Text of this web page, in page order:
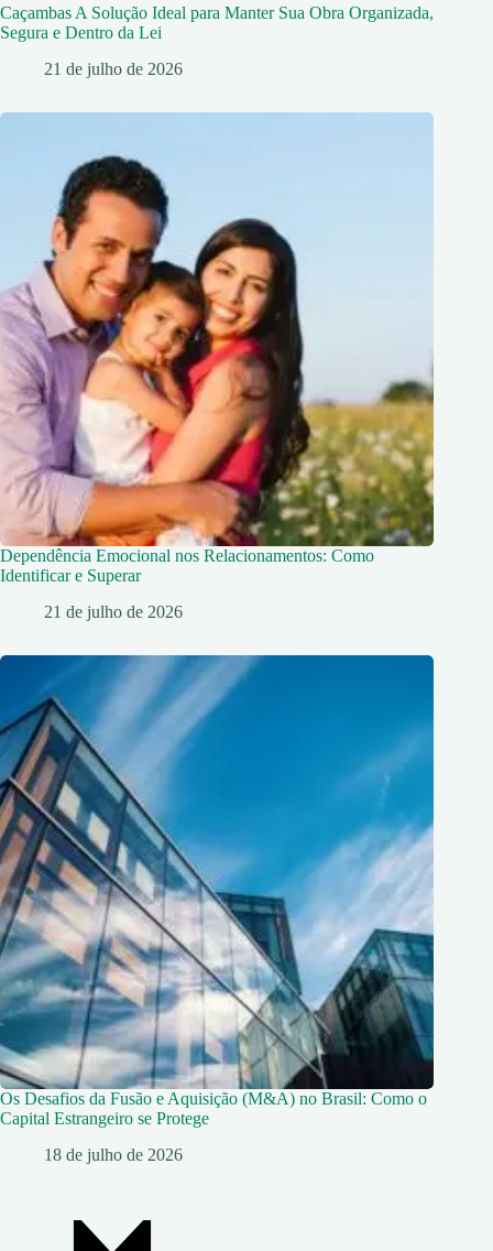
Caçambas A Solução Ideal para Manter Sua Obra Organizada,
Segura e Dentro da Lei
21 de julho de 2026
Dependência Emocional nos Relacionamentos: Como
Identificar e Superar
21 de julho de 2026
Os Desafios da Fusão e Aquisição (M&A) no Brasil: Como o
Capital Estrangeiro se Protege
18 de julho de 2026